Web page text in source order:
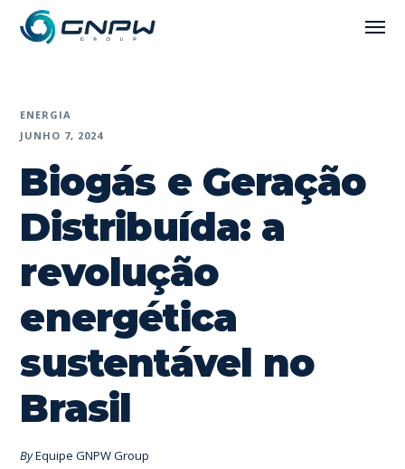
ENERGIA
JUNHO 7, 2024
Biogás e Geração
Distribuída: a
revolução
energética
sustentável no
Brasil
ByEquipe GNPW Group